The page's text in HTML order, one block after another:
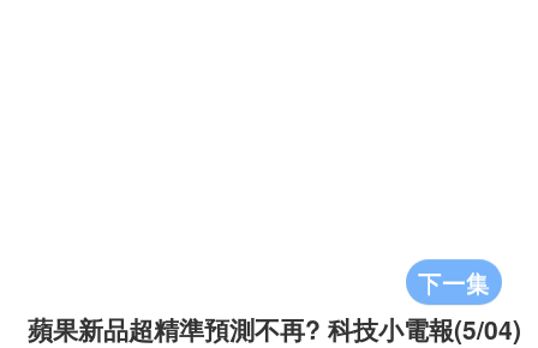
下一集
蘋果新品超精準預測不再? 科技小電報(5/04)